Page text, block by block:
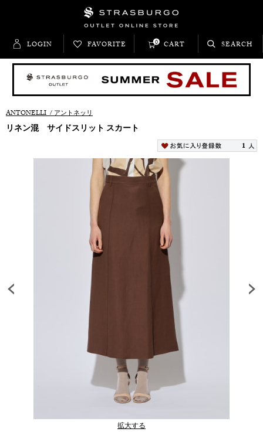
LOGIN FAVORITE CART
0 SEARCH
ANTONELLI/アントネッリ
リネン混 サイドスリット スカート
1
拡大する